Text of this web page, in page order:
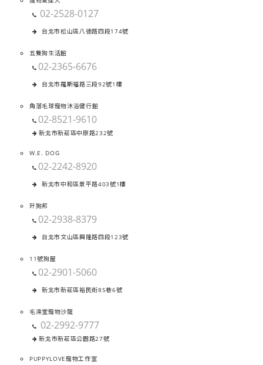
02-2528-0127
台北市松山區八德路四段174號
五隻狗生活館
02-2365-6676
台北市羅斯福路三段92號1樓
角落毛球寵物沐浴健行館
02-8521-9610
新北市新莊區中原路232號
W.E. DOG
02-2242-8920
新北市中和區景平路403號1樓
阡狗邦
02-2938-8379
台北市文山區興隆路四段123號
11號狗屋
02-2901-5060
新北市新莊區裕民街85巷6號
毛澡堂寵物沙龍
02-2992-9777
新北市新莊區公園路27號
PUPPYLOVE寵物工作室